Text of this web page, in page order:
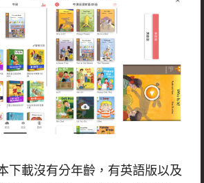
下載沒有分年齡，有英語版以及